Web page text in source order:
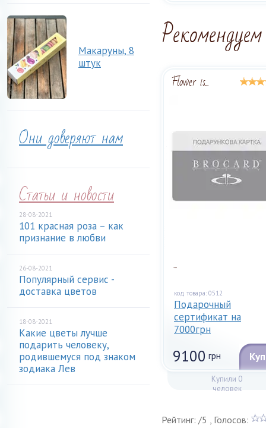
Макаруны, 8
штук
Они доверяют нам
Статьи и новости
28-08-2021
101 красная роза – как
признание в любви
26-08-2021
Популярный сервис -
доставка цветов
18-08-2021
Какие цветы лучше
подарить человеку,
родившемуся под знаком
зодиака Лев
Купили 0
человек
Flower is...
...
код товара: 0512
Подарочный
сертификат на
7000грн
9100 грн
Рейтинг: /5 , Голосов: